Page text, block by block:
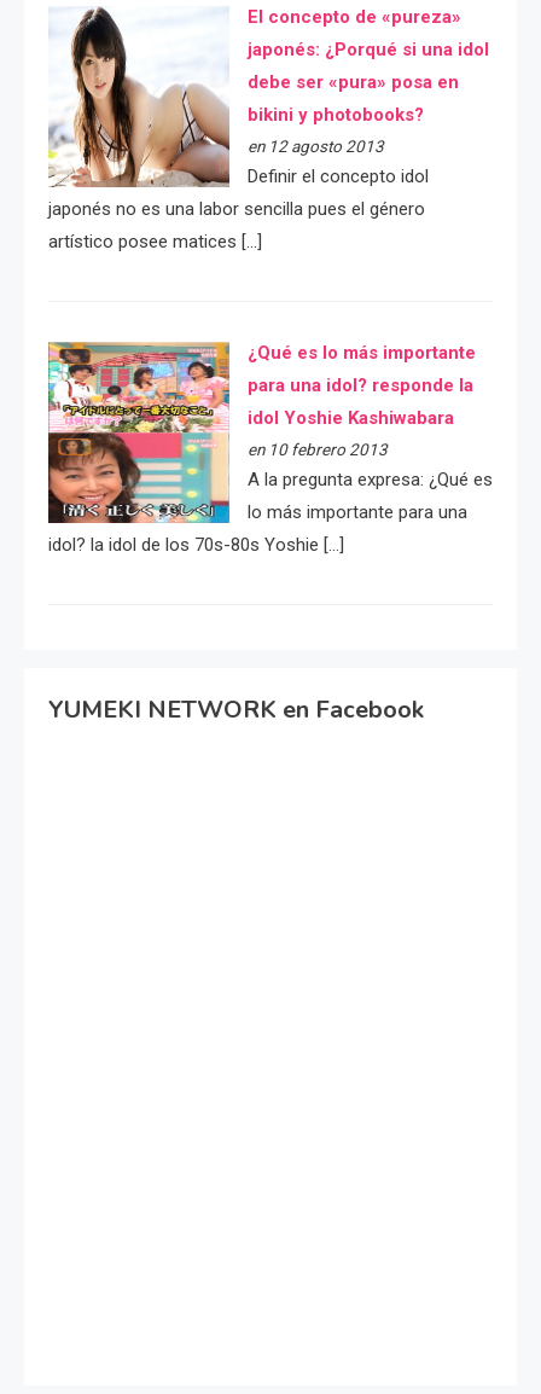
El concepto de «pureza»
japonés: ¿Porqué si una idol
debe ser «pura» posa en
bikini y photobooks?
en 12 agosto 2013
Definir el concepto idol
japonés no es una labor sencilla pues el género
artístico posee matices […]
¿Qué es lo más importante
para una idol? responde la
idol Yoshie Kashiwabara
en 10 febrero 2013
A la pregunta expresa: ¿Qué es
lo más importante para una
idol? la idol de los 70s-80s Yoshie […]
YUMEKI NETWORK en Facebook